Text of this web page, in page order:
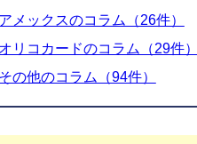
アメックスのコラム（26件）
オリコカードのコラム（29件）
その他のコラム（94件）